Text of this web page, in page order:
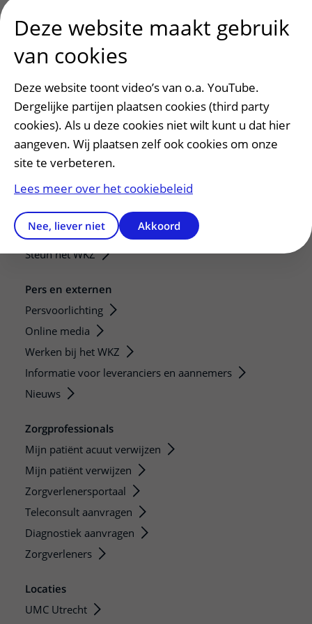
Patiëntenservice
Regels en rechten
Meedoen aan wetenschappelijk onderzoek
Samenwerken met patiënten
Clientenraad
Steun het WKZ
Pers en externen
Persvoorlichting
Online media
Werken bij het WKZ
Informatie voor leveranciers en aannemers
Nieuws
Zorgprofessionals
Mijn patiënt acuut verwijzen
Mijn patiënt verwijzen
Zorgverlenersportaal
Teleconsult aanvragen
Diagnostiek aanvragen
Zorgverleners
Locaties
UMC Utrecht
Deze website maakt gebruik
van cookies
Deze website toont video’s van o.a. YouTube.
Dergelijke partijen plaatsen cookies (third party
cookies). Als u deze cookies niet wilt kunt u dat hier
aangeven. Wij plaatsen zelf ook cookies om onze
site te verbeteren.
Lees meer over het cookiebeleid
Nee, liever niet Akkoord